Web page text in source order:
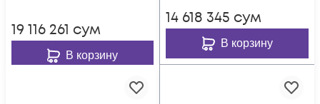
19 116 261 сум
В корзину
14 618 345 сум
В корзину